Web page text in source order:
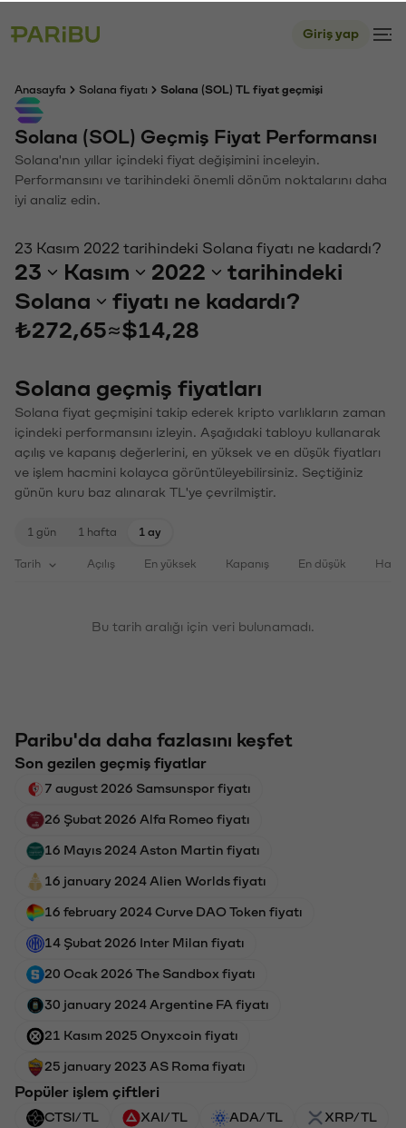
Giriş yap
Anasayfa Solana fiyatı Solana (SOL) TL fiyat geçmişi
Solana (SOL) Geçmiş Fiyat Performansı
Solana'nın yıllar içindeki fiyat değişimini inceleyin.
Performansını ve tarihindeki önemli dönüm noktalarını daha
iyi analiz edin.
23 Kasım 2022 tarihindeki Solana fiyatı ne kadardı?
23 Kasım 2022
tarihindeki
Solana
fiyatı ne kadardı?
₺272,65≈$14,28
Solana geçmiş fiyatları
Solana fiyat geçmişini takip ederek kripto varlıkların zaman
içindeki performansını izleyin. Aşağıdaki tabloyu kullanarak
açılış ve kapanış değerlerini, en yüksek ve en düşük fiyatları
ve işlem hacmini kolayca görüntüleyebilirsiniz. Seçtiğiniz
günün kuru baz alınarak TL'ye çevrilmiştir.
1 gün 1 hafta 1 ay
Tarih Açılış En yüksek Kapanış En düşük
Bu tarih aralığı için veri bulunamadı.
Paribu'da daha fazlasını keşfet
Son gezilen geçmiş fiyatlar
7 august 2026 Samsunspor fiyatı
26 Şubat 2026 Alfa Romeo fiyatı
16 Mayıs 2024 Aston Martin fiyatı
16 january 2024 Alien Worlds fiyatı
16 february 2024 Curve DAO Token fiyatı
14 Şubat 2026 Inter Milan fiyatı
20 Ocak 2026 The Sandbox fiyatı
30 january 2024 Argentine FA fiyatı
21 Kasım 2025 Onyxcoin fiyatı
25 january 2023 AS Roma fiyatı
Popüler işlem çiftleri
CTSI/TL XAI/TL ADA/TL XRP/TL